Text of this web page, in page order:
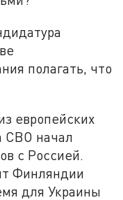
полагать, что
европейских
СВО начал
с Россией.
Финляндии
для Украины